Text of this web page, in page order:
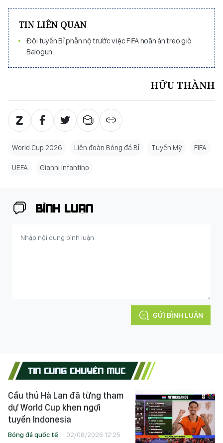
TIN LIÊN QUAN
Đội tuyển Bỉ phẫn nộ trước việc FIFA hoãn án treo giò
Balogun
HỮU THÀNH
World Cup 2026 Liên đoàn Bóng đá Bỉ Tuyển Mỹ FIFA
UEFA Gianni Infantino
BÌNH LUẬN
GỬI BÌNH LUẬN
TIN CÙNG CHUYÊN MỤC
Cầu thủ Hà Lan đã từng tham
dự World Cup khen ngợi
tuyển Indonesia
Bóng đá quốc tế 02/08/2026 12:25